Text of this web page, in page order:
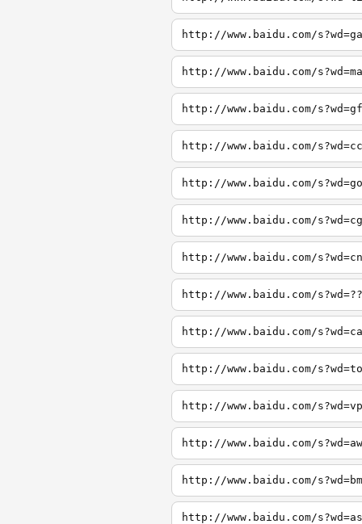
http://www.baidu.com/
http://www.baidu.com/
http://www.baidu.com/
http://www.baidu.com/
http://www.baidu.com/
http://www.baidu.com/
http://www.baidu.com/
http://www.baidu.com/
http://www.baidu.com/
http://www.baidu.com/
http://www.baidu.com/
http://www.baidu.com/
http://www.baidu.com/
http://www.baidu.com/